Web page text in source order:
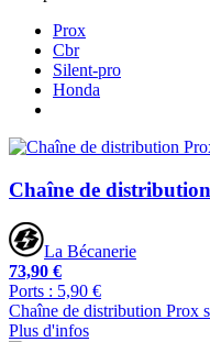
Prox
Cbr
Silent-pro
Honda
Chaîne de
La Bécanerie
73,90 €
Ports : 5,90 €
Chaîne de distribution Prox
Plus d'infos